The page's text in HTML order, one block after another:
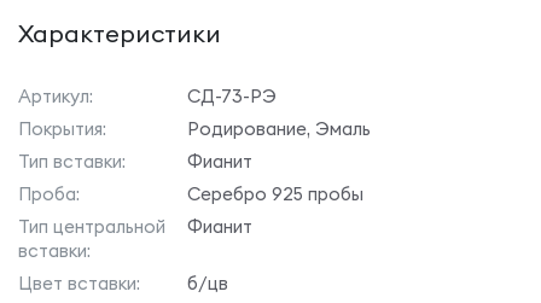
Характеристики
Артикул:
СД-73-РЭ
Покрытия:
Родирование, Эмаль
Тип вставки:
Фианит
Проба:
Серебро 925 пробы
Тип центральной
вставки:
Фианит
Цвет вставки:
б/цв